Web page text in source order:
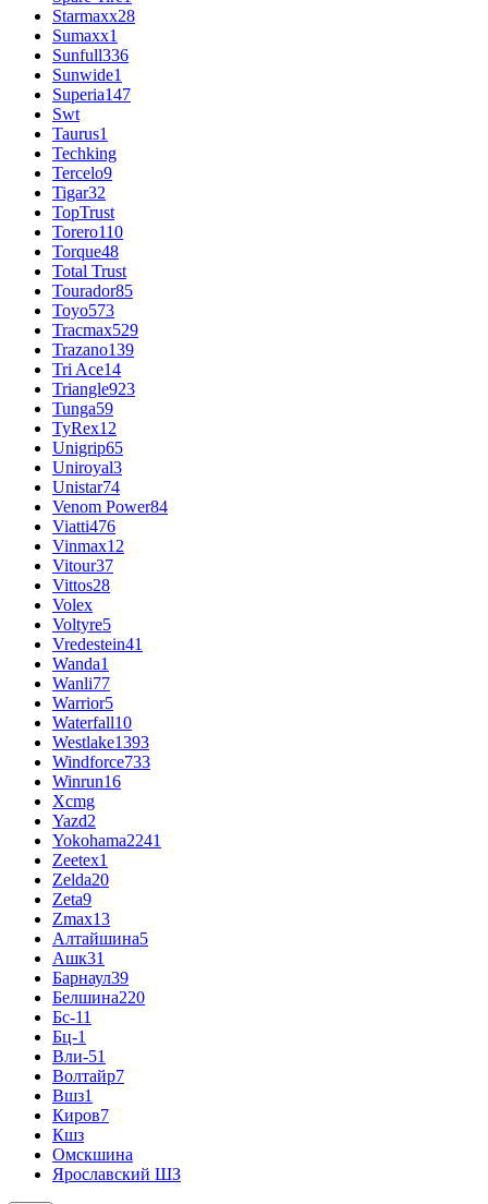
Starmaxx28
Sumaxx1
Sunfull336
Sunwide1
Superia147
Swt
Taurus1
Techking
Tercelo9
Tigar32
TopTrust
Torero110
Torque48
Total Trust
Tourador85
Toyo573
Tracmax529
Trazano139
Tri Ace14
Triangle923
Tunga59
TyRex12
Unigrip65
Uniroyal3
Unistar74
Venom Power84
Viatti476
Vinmax12
Vitour37
Vittos28
Volex
Voltyre5
Vredestein41
Wanda1
Wanli77
Warrior5
Waterfall10
Westlake1393
Windforce733
Winrun16
Xcmg
Yazd2
Yokohama2241
Zeetex1
Zelda20
Zeta9
Zmax13
Алтайшина5
Ашк31
Барнаул39
Белшина220
Бс-11
Бц-1
Вли-51
Волтайр7
Вшз1
Киров7
Кшз
Омскшина
Ярославский ШЗ